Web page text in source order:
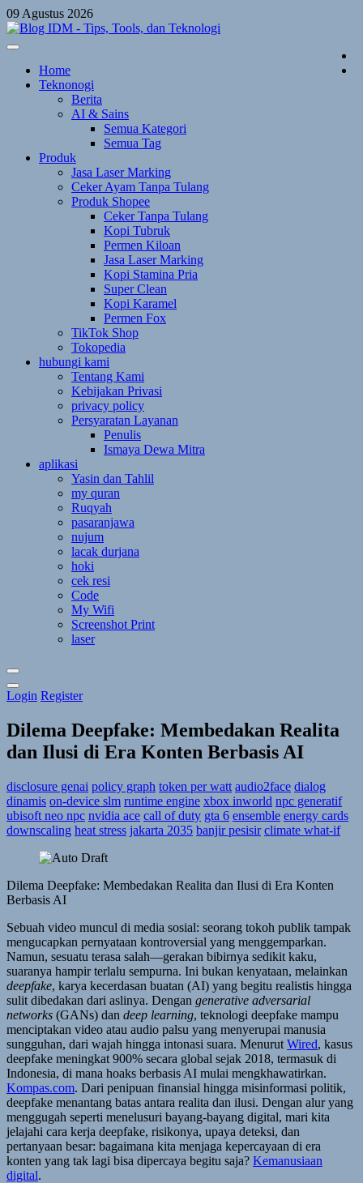
Skip
to
content
09 Agustus 2026
Home
Teknonogi
Berita
AI & Sains
Semua Kategori
Semua Tag
Produk
Jasa Laser Marking
Ceker Ayam Tanpa Tulang
Produk Shopee
Ceker Tanpa Tulang
Kopi Tubruk
Permen Kiloan
Jasa Laser Marking
Kopi Stamina Pria
Super Clean
Kopi Karamel
Permen Fox
TikTok Shop
Tokopedia
hubungi kami
Tentang Kami
Kebijakan Privasi
privacy policy
Persyaratan Layanan
Penulis
Ismaya Dewa Mitra
aplikasi
Yasin dan Tahlil
my quran
Ruqyah
pasaranjawa
nujum
lacak durjana
hoki
cek resi
Code
My Wifi
Screenshot Print
laser
Toggle
Theme
Login Register
Dilema Deepfake: Membedakan Realita
dan Ilusi di Era Konten Berbasis AI
disclosure genai policy graph token per watt audio2face dialog
dinamis on-device slm runtime engine xbox inworld npc generatif
ubisoft neo npc nvidia ace call of duty gta 6 ensemble energy cards
downscaling heat stress jakarta 2035 banjir pesisir climate what-if
Dilema Deepfake: Membedakan Realita dan Ilusi di Era Konten
Berbasis AI
Sebuah video muncul di media sosial: seorang tokoh publik tampak
mengucapkan pernyataan kontroversial yang menggemparkan.
Namun, sesuatu terasa salah—gerakan bibirnya sedikit kaku,
suaranya hampir terlalu sempurna. Ini bukan kenyataan, melainkan
deepfake, karya kecerdasan buatan (AI) yang begitu realistis hingga
sulit dibedakan dari aslinya. Dengan generative adversarial
networks (GANs) dan deep learning, teknologi deepfake mampu
menciptakan video atau audio palsu yang menyerupai manusia
sungguhan, dari wajah hingga intonasi suara. Menurut Wired, kasus
deepfake meningkat 900% secara global sejak 2018, termasuk di
Indonesia, di mana hoaks berbasis AI mulai mengkhawatirkan.
Kompas.com. Dari penipuan finansial hingga misinformasi politik,
deepfake menantang batas antara realita dan ilusi. Dengan alur yang
menggugah seperti menelusuri bayang-bayang digital, mari kita
jelajahi cara kerja deepfake, risikonya, upaya deteksi, dan
pertanyaan besar: bagaimana kita menjaga kepercayaan di era
konten yang tak lagi bisa dipercaya begitu saja? Kemanusiaan
digital.